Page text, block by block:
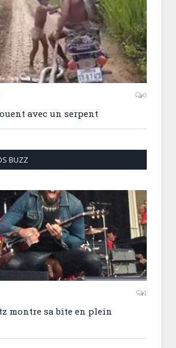
0
avec un serpent
BUZZ
1
montre sa bite en plein